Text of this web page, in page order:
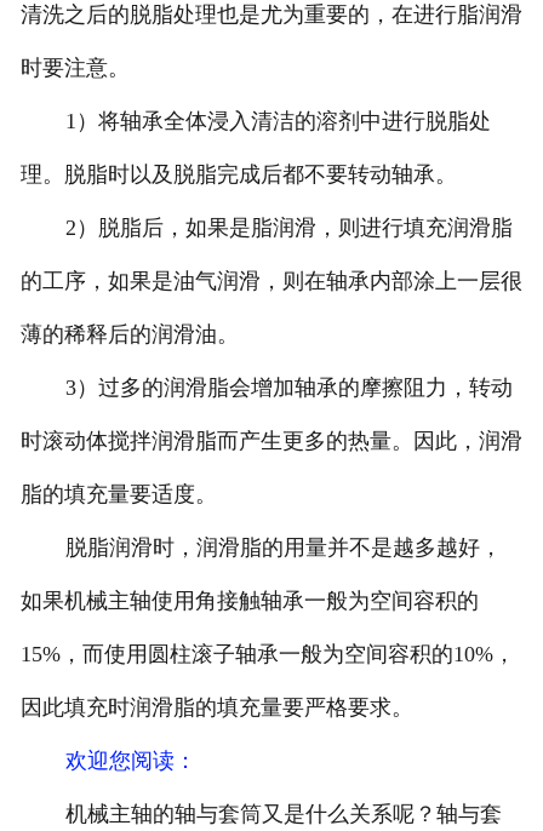
清洗之后的脱脂处理也是尤为重要的，在进行脂润滑
时要注意。
1）将轴承全体浸入清洁的溶剂中进行脱脂处
理。脱脂时以及脱脂完成后都不要转动轴承。
2）脱脂后，如果是脂润滑，则进行填充润滑脂
的工序，如果是油气润滑，则在轴承内部涂上一层很
薄的稀释后的润滑油。
3）过多的润滑脂会增加轴承的摩擦阻力，转动
时滚动体搅拌润滑脂而产生更多的热量。因此，润滑
脂的填充量要适度。
脱脂润滑时，润滑脂的用量并不是越多越好，
如果机械主轴使用角接触轴承一般为空间容积的
15%，而使用圆柱滚子轴承一般为空间容积的10%，
因此填充时润滑脂的填充量要严格要求。
欢迎您阅读 ：
机械主轴的轴与套筒又是什么关系呢？轴与套